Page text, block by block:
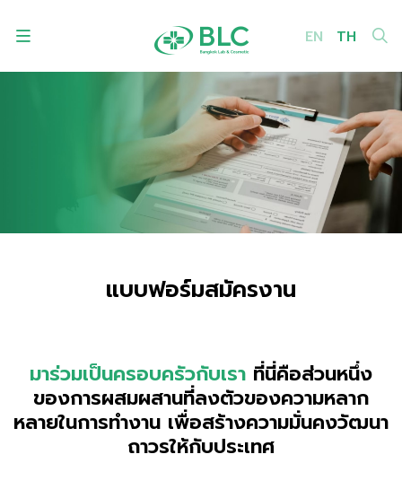
EN TH
Enhanced by
แบบฟอร์มสมัครงาน
มาร่วมเป็นครอบครัวกับเรา ที่นี่คือส่วนหนึ่ง
ของการผสมผสานที่ลงตัวของความหลาก
หลายในการทำงาน เพื่อสร้างความมั่นคงวัฒนา
ถาวรให้กับประเทศ